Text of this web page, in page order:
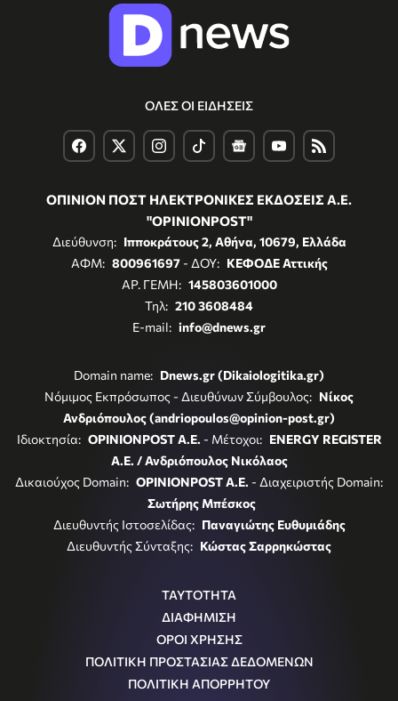
ΟΛΕΣ ΟΙ ΕΙΔΗΣΕΙΣ
ΟΠΙΝΙΟΝ ΠΟΣΤ ΗΛΕΚΤΡΟΝΙΚΕΣ ΕΚΔΟΣΕΙΣ Α.Ε.
"OPINIONPOST"
Διεύθυνση: Ιπποκράτους 2, Αθήνα, 10679, Ελλάδα
ΑΦΜ: 800961697- ΔΟΥ: ΚΕΦΟΔΕ Αττικής
ΑΡ. ΓΕΜΗ: 145803601000
Τηλ: 210 3608484
E-mail: info@dnews.gr
Domain name: Dnews.gr (Dikaiologitika.gr)
Νόμιμος Εκπρόσωπος - Διευθύνων Σύμβουλος: Νίκος
Ανδριόπουλος (andriopoulos@opinion-post.gr)
Ιδιοκτησία: OPINIONPOST A.E. - Μέτοχοι: ENERGY REGISTER
Α.Ε. / Ανδριόπουλος Νικόλαος
Δικαιούχος Domain: OPINIONPOST A.E. - Διαχειριστής Domain:
Σωτήρης Μπέσκος
Διευθυντής Ιστοσελίδας: Παναγιώτης Ευθυμιάδης
Διευθυντής Σύνταξης: Κώστας Σαρρηκώστας
ΤΑΥΤΟΤΗΤΑ
ΔΙΑΦΗΜΙΣΗ
ΟΡΟΙ ΧΡΗΣΗΣ
ΠΟΛΙΤΙΚΗ ΠΡΟΣΤΑΣΙΑΣ ΔΕΔΟΜΕΝΩΝ
ΠΟΛΙΤΙΚΗ ΑΠΟΡΡΗΤΟΥ